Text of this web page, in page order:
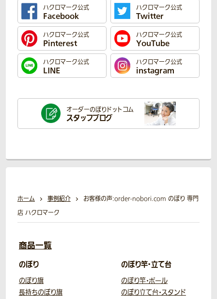
ハクロマーク公式
Facebook
ハクロマーク公式
Twitter
ハクロマーク公式
Pinterest
ハクロマーク公式
YouTube
ハクロマーク公式
LINE
ハクロマーク公式
instagram
オーダーのぼりドットコム
スタッフブログ
ホーム 事例紹介
お客様の声:order-nobori.com のぼり 専門
店 ハクロマーク
商品一覧
のぼり
のぼり旗
長持ちのぼり旗
のぼり竿・立て台
のぼり竿・ポール
のぼり立て台・スタンド